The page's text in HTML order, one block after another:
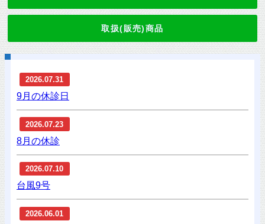
取扱(販売)商品
2026.07.31
9月の休診日
2026.07.23
8月の休診
2026.07.10
台風9号
2026.06.01